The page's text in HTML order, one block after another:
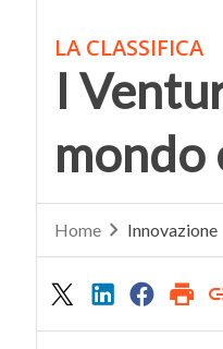
LA CLASSIFICA
I
mondo
Home Innovazione